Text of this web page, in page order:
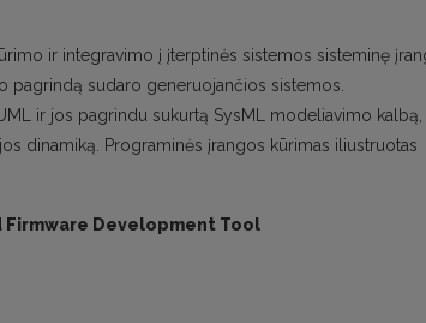
ir integravimo į įterptinės sistemos sisteminę
pagrindą sudaro generuojančios sistemos.
ir jos pagrindu sukurtą SysML modeliavimo kalbą,
dinamiką. Programinės įrangos kūrimas iliustruotas
Development Tool